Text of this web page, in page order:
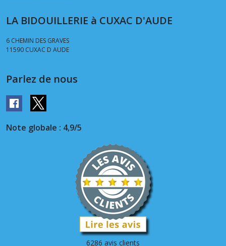
LA BIDOUILLERIE à CUXAC D'AUDE
6 CHEMIN DES GRAVES
11590 CUXAC D AUDE
Parlez de nous
Note globale : 4,9/5
6286 avis clients